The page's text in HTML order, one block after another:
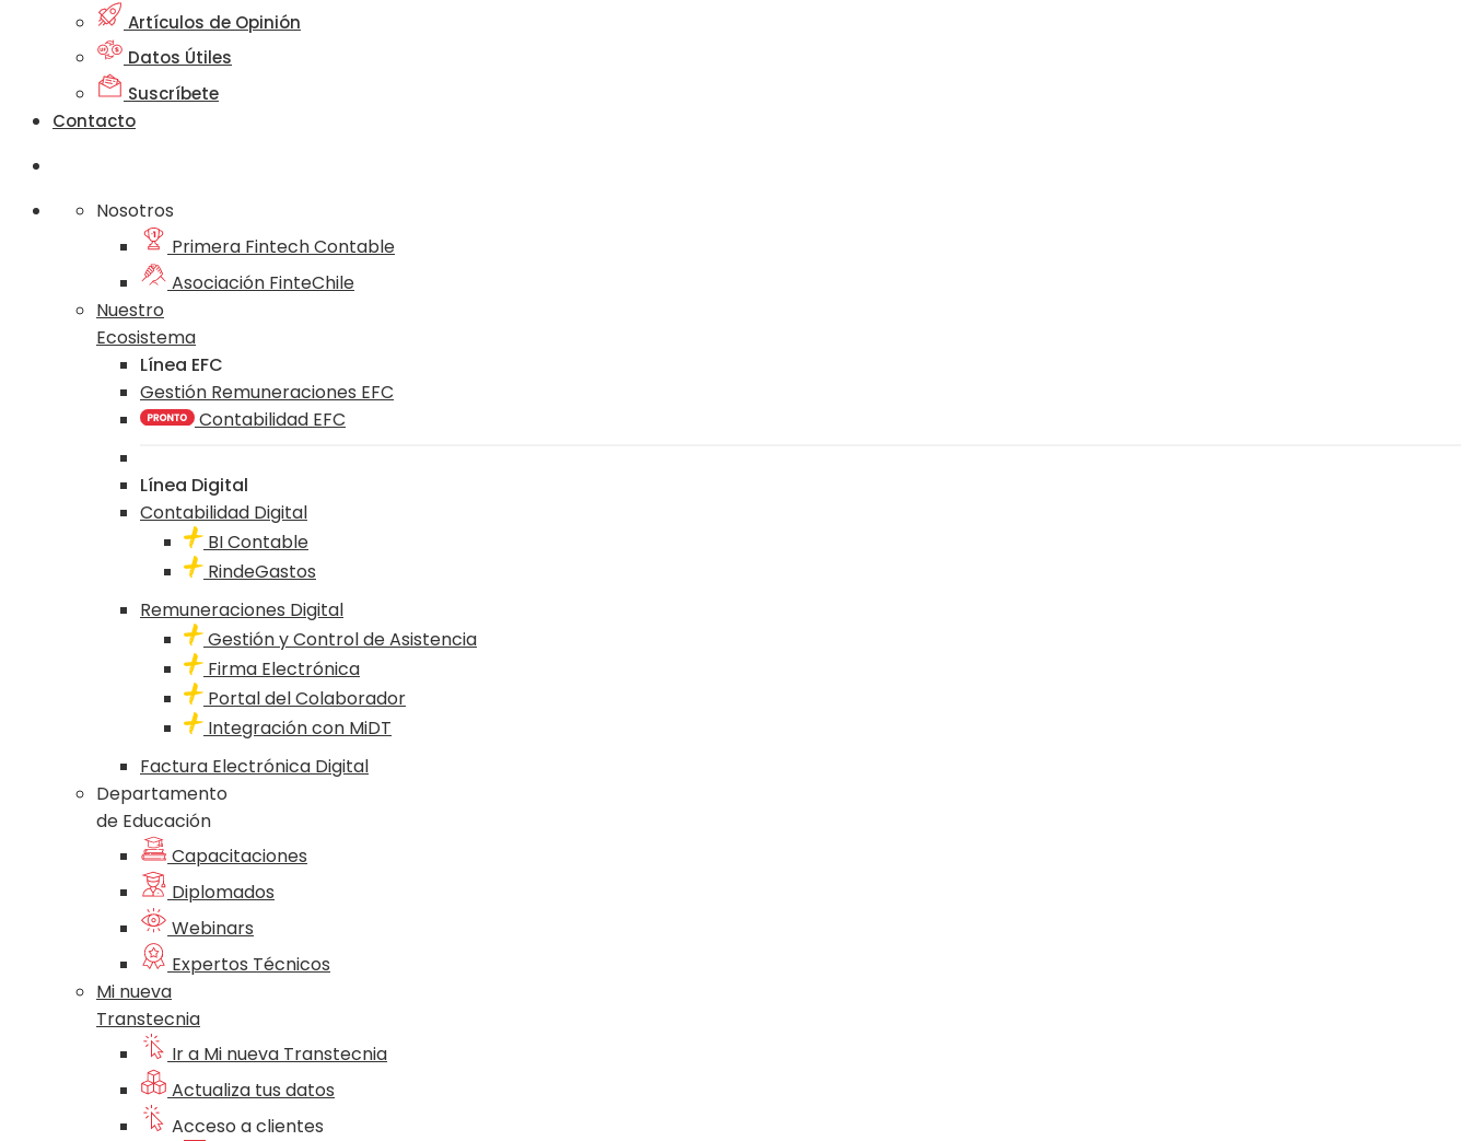
Artículos de Opinión
Datos Útiles
Suscríbete
Contacto
Nosotros
Primera Fintech Contable
Asociación FinteChile
Nuestro
Ecosistema
Línea EFC
Gestión Remuneraciones EFC
Contabilidad EFC
Línea Digital
Contabilidad Digital
BI Contable
RindeGastos
Remuneraciones Digital
Gestión y Control de Asistencia
Firma Electrónica
Portal del Colaborador
Integración con MiDT
Factura Electrónica Digital
Departamento
de Educación
Capacitaciones
Diplomados
Webinars
Expertos Técnicos
Mi nueva
Transtecnia
Ir a Mi nueva Transtecnia
Actualiza tus datos
Acceso a clientes